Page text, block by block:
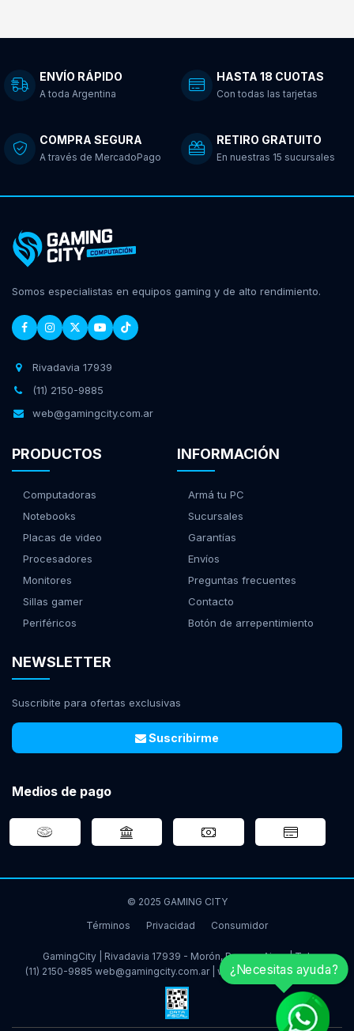
ENVÍO RÁPIDO
A toda Argentina
HASTA 18 CUOTAS
Con todas las tarjetas
COMPRA SEGURA
A través de MercadoPago
RETIRO GRATUITO
En nuestras 15 sucursales
Somos especialistas en equipos gaming y de alto rendimiento.
Rivadavia 17939
(11) 2150-9885
web@gamingcity.com.ar
PRODUCTOS
Computadoras
Notebooks
Placas de video
Procesadores
Monitores
Sillas gamer
Periféricos
INFORMACIÓN
Armá tu PC
Sucursales
Garantías
Envíos
Preguntas frecuentes
Contacto
Botón de arrepentimiento
NEWSLETTER
Suscribite para ofertas exclusivas
Suscribirme
Medios de pago
© 2025 GAMING CITY
Términos
Privacidad Consumidor
GamingCity | Rivadavia 17939 - Morón, Buenos Aires | Tel:
(11) 2150-9885 web@gamingcity.com.ar www.gamingcity.com.ar
¿Necesitas ayuda?